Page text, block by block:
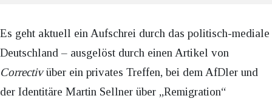
Es geht aktuell ein Aufschrei durch das politisch-mediale
Deutschland – ausgelöst durch einen Artikel von
Correctivüber ein privates Treffen, bei dem AfDler und
der Identitäre Martin Sellner über „Remigration“